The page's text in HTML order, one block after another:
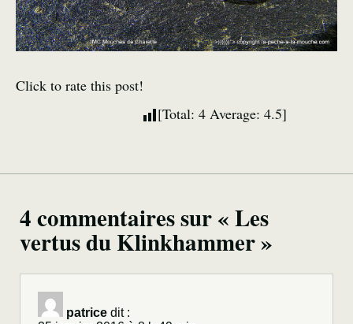
Click to rate this post!
[Total: 4 Average: 4.5]
4 commentaires sur « Les
vertus du Klinkhammer »
patrice dit :